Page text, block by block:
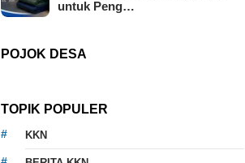
untuk Peng…
POJOK DESA
TOPIK POPULER
KKN